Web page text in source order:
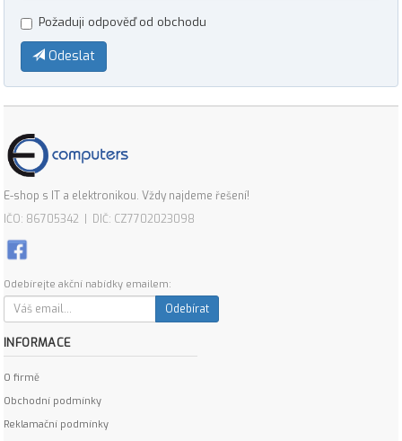
Požaduji odpověď od obchodu
Odeslat
E-shop s IT a elektronikou. Vždy najdeme řešení!
IČO: 86705342 | DIČ: CZ7702023098
Odebírejte akční nabídky emailem:
Odebírat
INFORMACE
O firmě
Obchodní podmínky
Reklamační podmínky